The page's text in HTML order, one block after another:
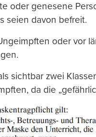
oder genesene
seien davon befreit.
oder vor
sichtbar zwei
da die